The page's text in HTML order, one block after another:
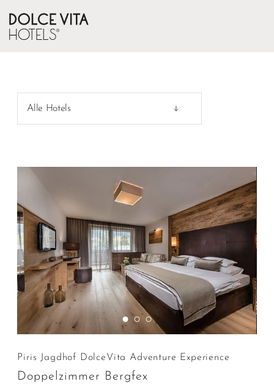
Alle Hotels
Piris Jagdhof DolceVita Adventure Experience
Doppelzimmer Bergfex